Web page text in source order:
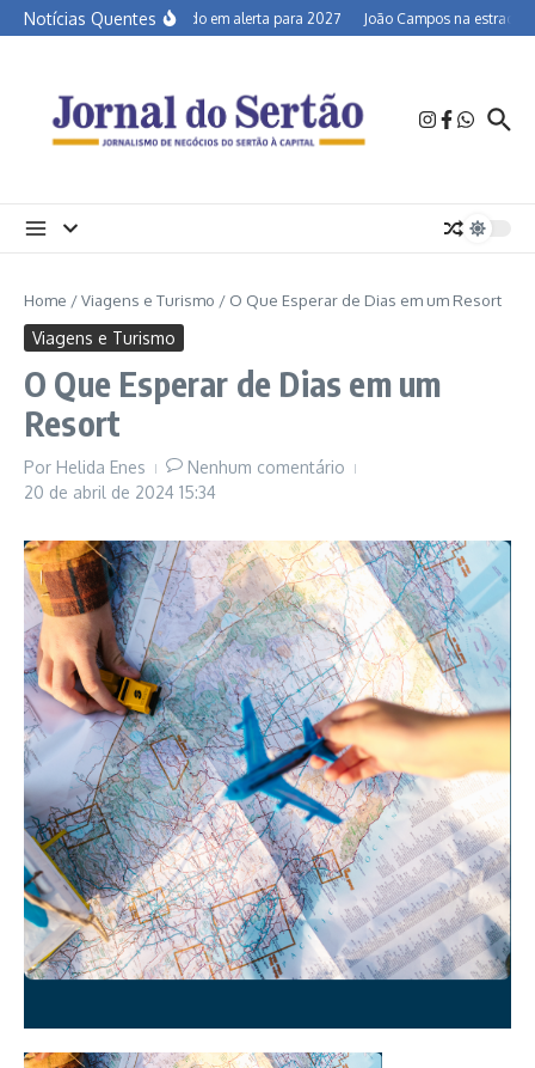
Ir para o conteúdo
Notícias QuentesSemiárido em alerta para 2027 João Campos na estrada
Home /Viagens e Turismo / O Que Esperar de Dias em um Resort
Viagens e Turismo
O Que Esperar de Dias em um
Resort
Por Helida Enes
Nenhum comentário
20 de abril de 2024 15:34